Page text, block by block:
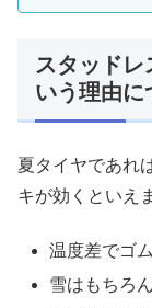
スタッドレ
いう理由に
夏タイヤであれ
キが効くといえ
温度差でゴ
雪はもちろ